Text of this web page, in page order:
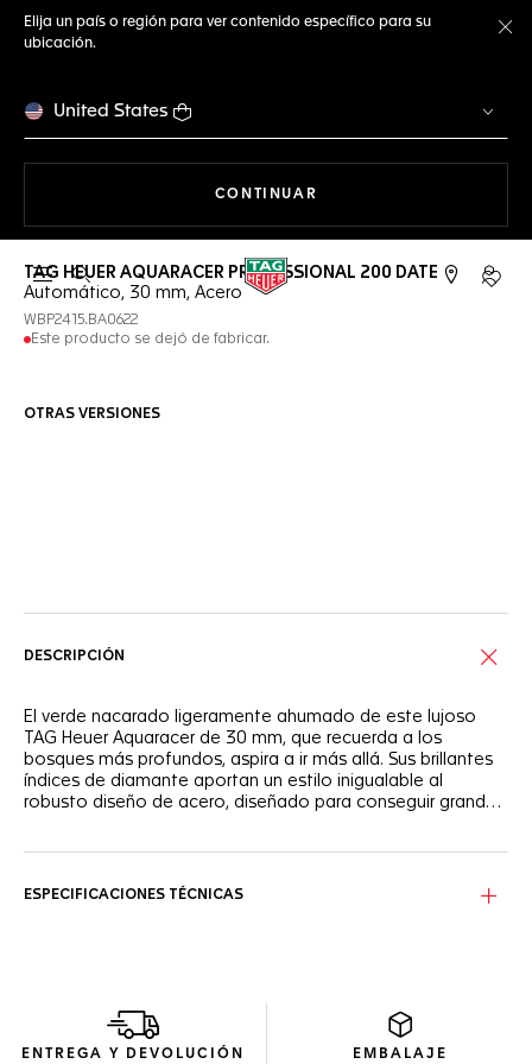
Elija un país o región para ver contenido específico para su
ubicación.
United States
CONTINUAR
Abrir el menú de búsqueda
TAG HEUER AQUARACER PROFESSIONAL 200 DATE
Automático, 30 mm, Acero
WBP2415.BA0622
Este producto se dejó de fabricar.
OTRAS VERSIONES
DESCRIPCIÓN
El verde nacarado ligeramente ahumado de este lujoso
TAG Heuer Aquaracer de 30 mm, que recuerda a los
bosques más profundos, aspira a ir más allá. Sus brillantes
índices de diamante aportan un estilo inigualable al
robusto diseño de acero, diseñado para conseguir grandes
(0,107 quilates) y presenta agujas de horas y minutos con
El estrecho brazalete de tres hileras, equipado con un
cierre desplegable y un eslabón de extensión regulable,
ESPECIFICACIONES TÉCNICAS
ENTREGA Y DEVOLUCIÓN
EMBALAJE